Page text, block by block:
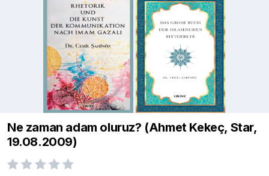
Ne zaman adam oluruz? (Ahmet Kekeç, Star,
19.08.2009)